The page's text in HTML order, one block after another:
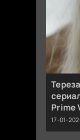
Prime
17-01-